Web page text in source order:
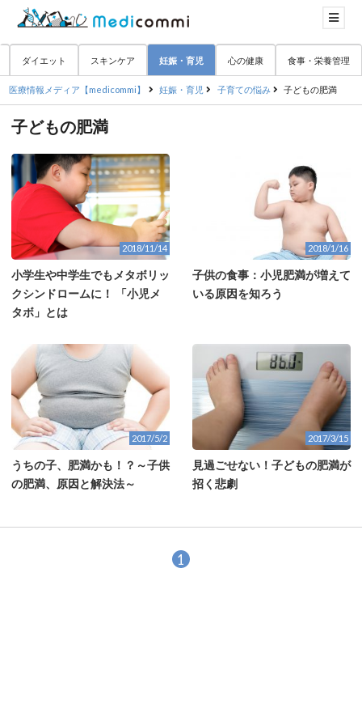
ダイエット スキンケア 妊娠・育児 心の健康 食事・栄養管理
医療情報メディア【medicommi】 妊娠・育児 子育ての悩み 子どもの肥満
子どもの肥満
2018/11/14
小学生や中学生でもメタボリッ
クシンドロームに！ 「小児メ
タボ」とは
2018/1/16
子供の食事：小児肥満が増えて
いる原因を知ろう
2017/5/2
うちの子、肥満かも！？～子供
の肥満、原因と解決法～
2017/3/15
見過ごせない！子どもの肥満が
招く悲劇
1